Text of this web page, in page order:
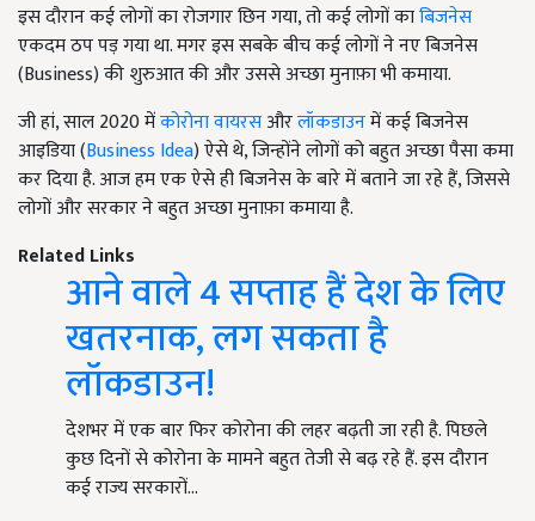
इस दौरान कई लोगों का रोजगार छिन गया, तो कई लोगों काबिजनेस
एकदम ठप पड़ गया था. मगर इस सबके बीच कई लोगों ने नए बिजनेस
(Business) की शुरुआत की और उससे अच्छा मुनाफ़ा भी कमाया.
जी हां, साल 2020 मेंकोरोना वायरसऔरलॉकडाउनमें कई बिजनेस
आइडिया (Business Idea) ऐसे थे, जिन्होंने लोगों को बहुत अच्छा पैसा कमा
कर दिया है. आज हम एक ऐसे ही बिजनेस के बारे में बताने जा रहे हैं, जिससे
लोगों और सरकार ने बहुत अच्छा मुनाफ़ा कमाया है.
Related Links
आने वाले 4 सप्ताह हैं देश के लिए
खतरनाक, लग सकता है
लॉकडाउन!
देशभर में एक बार फिर कोरोना की लहर बढ़ती जा रही है. पिछले
कुछ दिनों से कोरोना के मामने बहुत तेजी से बढ़ रहे हैं. इस दौरान
कई राज्य सरकारों…